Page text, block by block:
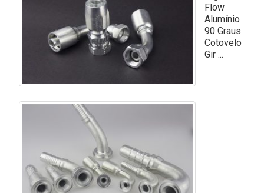
Flow
Alumínio
90 Graus
Cotovelo
Gir ...